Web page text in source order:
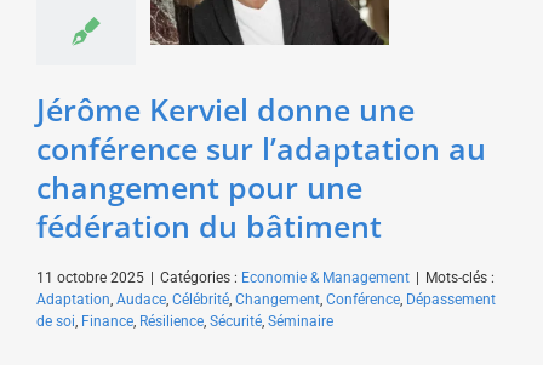
fédération du bâtiment
Economie & Management
Jérôme Kerviel donne une
conférence sur l’adaptation au
changement pour une
fédération du bâtiment
11 octobre 2025 | Catégories : Economie & Management | Mots-clés :
Adaptation Audace Célébrité Changement Conférence Dépassement
de soi Finance Résilience Sécurité Séminaire